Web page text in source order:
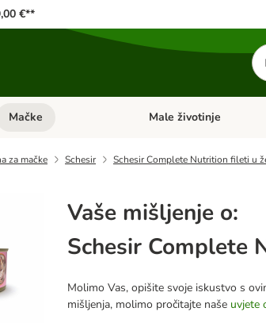
€**
Traži
Pregled kategorija: Psi
Mačke Pregled kategorija: Mačke
Male životinje
za mačke Schesir Schesir Complete Nutrition fileti u
Vaše mišljenje o:
Schesir Complete
Molimo Vas, opišite svoje iskustvo s
mišljenja, molimo pročitajte naše uvjete